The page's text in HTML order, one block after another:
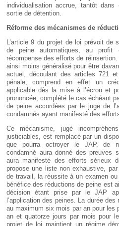
individualisation accrue, tantôt dans
sortie de détention.
Réforme des mécanismes de
L’article 9 du projet de loi prévoit de
de peine automatiques, au profit
récompense des efforts de
ainsi moins généralisé pour être
actuel, découlant des articles 721
pénale, comprend en effet un
applicable dès la mise à l’écrou et
prononcée, complété le cas échéant
de peine accordées par le juge de
condamnés ayant manifesté des
Ce mécanisme, jugé
justiciables, est remplacé par un
que pourra octroyer le JAP, de
condamné aura donné des preuves
aura manifesté des efforts sérieux
propose une liste non exhaustive,
de travail, la réussite à un examen
bénéfice des réductions de peine est
décision étant prise par le JAP
l’application des peines. La durée
au maximum six mois par an pour les
an et quatorze jours par mois pour
projet de loi maintient un régime